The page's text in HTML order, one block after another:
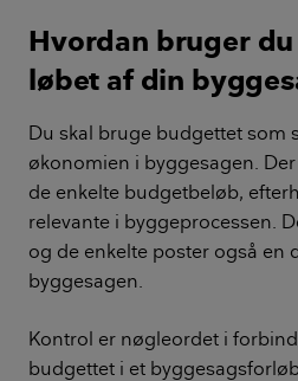
Hvordan bruger
løbet af din
Du skal bruge budgettet som
økonomien i byggesagen.
de enkelte budgetbeløb,
relevante i byggeprocessen.
og de enkelte poster også en
byggesagen.
Kontrol er nøgleordet i
budgettet i et